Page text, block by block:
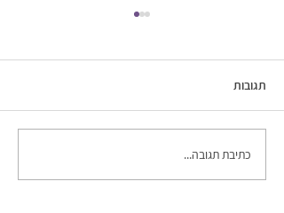
חופשה זוגיתתגובות
כתיבת תגובה...